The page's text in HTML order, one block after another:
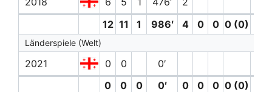
12 11 1 986′ 4 0 0 0 (0)
Länderspiele (Welt)
2021 0 0
0′
0
0 0 0′ 0 0 0 0 (0)